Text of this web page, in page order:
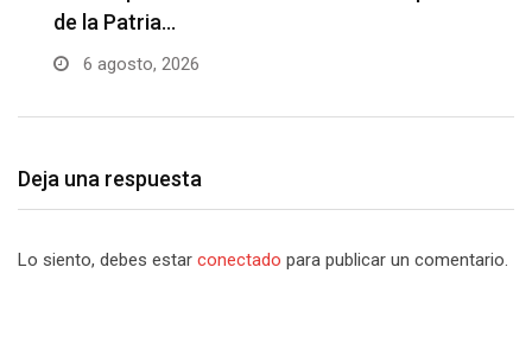
de la Patria…
6 agosto, 2026
Deja una respuesta
Lo siento, debes estar conectado para publicar un comentario.